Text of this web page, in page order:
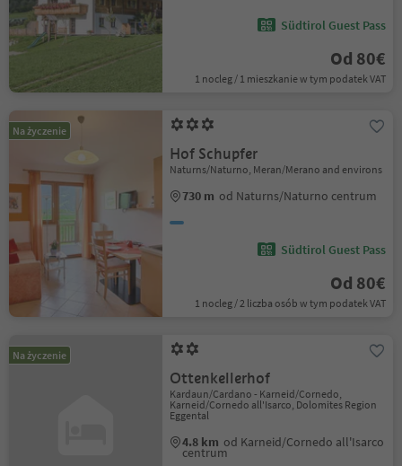
Südtirol Guest Pass
Od 80€
1 nocleg / 1 mieszkanie w tym podatek VAT
Na życzenie
Hof Schupfer
Naturns/Naturno, Meran/Merano and environs
730 m od Naturns/Naturno centrum
Südtirol Guest Pass
Od 80€
1 nocleg / 2 liczba osób w tym podatek VAT
Na życzenie
Ottenkellerhof
Kardaun/Cardano - Karneid/Cornedo,
Karneid/Cornedo all'Isarco, Dolomites Region
Eggental
4.8 km od Karneid/Cornedo all'Isarco
centrum